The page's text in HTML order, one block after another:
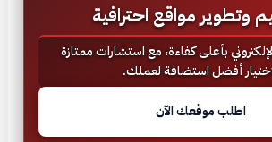
وتطوير مواقع احترافية
بأعلى كفاءة، مع استشارات ممتازة
أفضل استضافة لعملك.
اطلب موقعك الآن